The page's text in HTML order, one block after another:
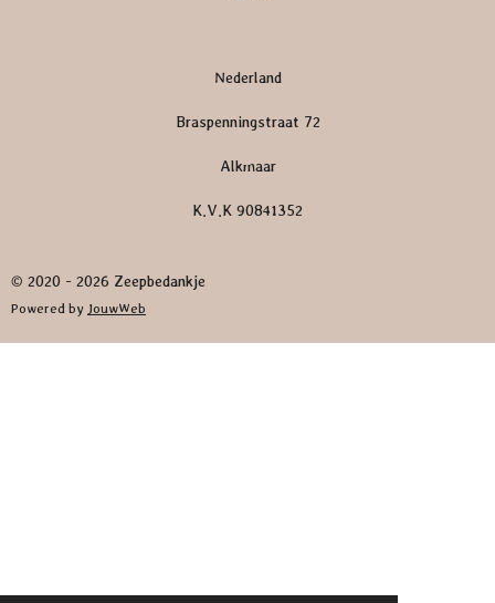
Nederland
Braspenningstraat 72
Alkmaar
K.V.K 90841352
© 2020 - 2026 Zeepbedankje
Powered by JouwWeb